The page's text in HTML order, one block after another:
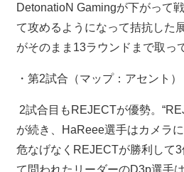
DetonatioN Gamingが下がって
て攻めるようになって拮抗した
がそのまま 13ラウンドまで取っ
・第2試合（マップ：アセント）
2試合目も REJECTが優勢。
が続き、
HaReee選手はカメラ
危なげなく REJECTが勝利して3
て問われたリーダーのD3p選手